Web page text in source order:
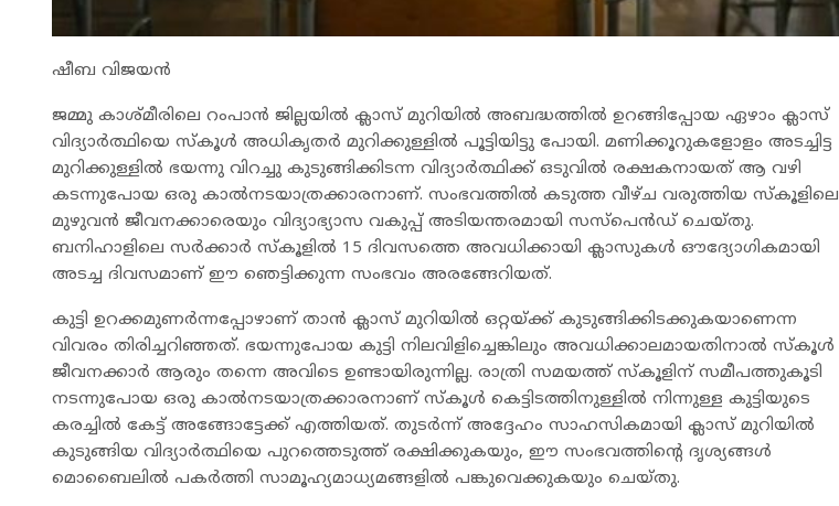
ഷീബ വിജയൻ
ജമ്മു കാശ്മീരിലെ റംപാൻ ജില്ലയിൽ ക്ലാസ് മുറിയിൽ അബദ്ധത്തിൽ ഉറങ്ങിപ്പോയ ഏഴാം ക്ലാസ്
വിദ്യാർത്ഥിയെ സ്കൂൾ അധികൃതർ മുറിക്കുള്ളിൽ പൂട്ടിയിട്ടു പോയി. മണിക്കൂറുകളോളം അടച്ചിട്ട
മുറിക്കുള്ളിൽ ഭയന്നു വിറച്ചു കുടുങ്ങിക്കിടന്ന വിദ്യാർത്ഥിക്ക് ഒടുവിൽ രക്ഷകനായത് ആ വഴി
കടന്നുപോയ ഒരു കാൽനടയാത്രക്കാരനാണ്. സംഭവത്തിൽ കടുത്ത വീഴ്ച വരുത്തിയ സ്കൂളിലെ
മുഴുവൻ ജീവനക്കാരെയും വിദ്യാഭ്യാസ വകുപ്പ് അടിയന്തരമായി സസ്പെൻഡ് ചെയ്തു.
ബനിഹാളിലെ സർക്കാർ സ്കൂളിൽ 15 ദിവസത്തെ അവധിക്കായി ക്ലാസുകൾ ഔദ്യോഗികമായി
അടച്ച ദിവസമാണ് ഈ ഞെട്ടിക്കുന്ന സംഭവം അരങ്ങേറിയത്.
കുട്ടി ഉറക്കമുണർന്നപ്പോഴാണ് താൻ ക്ലാസ് മുറിയിൽ ഒറ്റയ്ക്ക് കുടുങ്ങിക്കിടക്കുകയാണെന്ന
വിവരം തിരിച്ചറിഞ്ഞത്. ഭയന്നുപോയ കുട്ടി നിലവിളിച്ചെങ്കിലും അവധിക്കാലമായതിനാൽ സ്കൂൾ
ജീവനക്കാർ ആരും തന്നെ അവിടെ ഉണ്ടായിരുന്നില്ല. രാത്രി സമയത്ത് സ്കൂളിന് സമീപത്തുകൂടി
നടന്നുപോയ ഒരു കാൽനടയാത്രക്കാരനാണ് സ്കൂൾ കെട്ടിടത്തിനുള്ളിൽ നിന്നുള്ള കുട്ടിയുടെ
കരച്ചിൽ കേട്ട് അങ്ങോട്ടേക്ക് എത്തിയത്. തുടർന്ന് അദ്ദേഹം സാഹസികമായി ക്ലാസ് മുറിയിൽ
കുടുങ്ങിയ വിദ്യാർത്ഥിയെ പുറത്തെടുത്ത് രക്ഷിക്കുകയും, ഈ സംഭവത്തിന്റെ ദൃശ്യങ്ങൾ
മൊബൈലിൽ പകർത്തി സാമൂഹ്യമാധ്യമങ്ങളിൽ പങ്കുവെക്കുകയും ചെയ്തു.